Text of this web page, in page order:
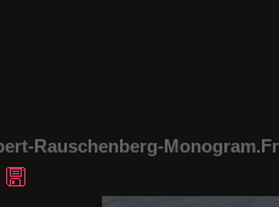
Rauschenberg-